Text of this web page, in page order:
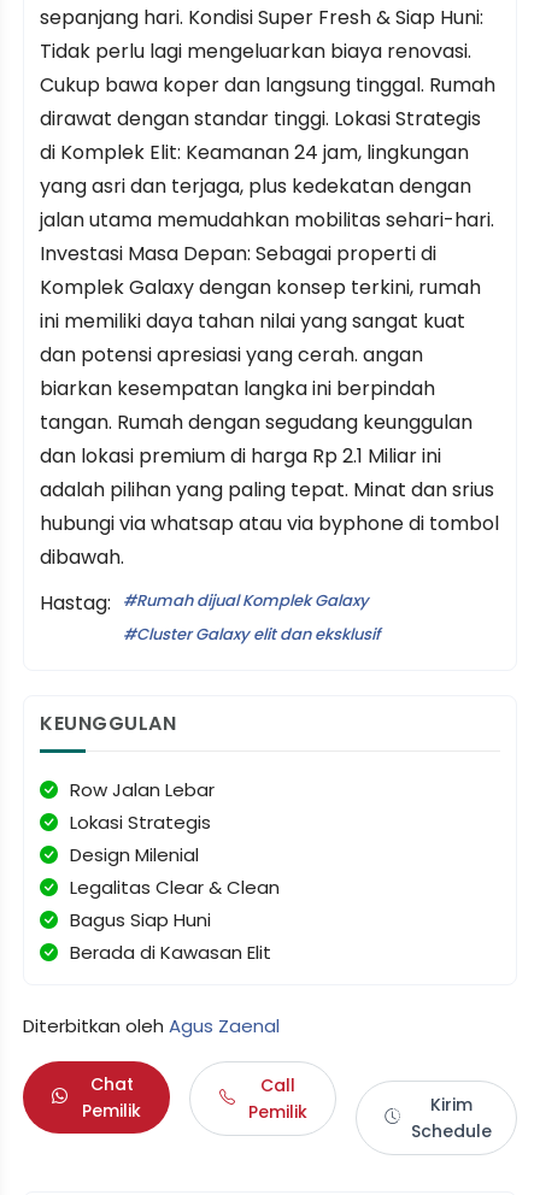
sepanjang hari. Kondisi Super Fresh & Siap Huni:
Tidak perlu lagi mengeluarkan biaya renovasi.
Cukup bawa koper dan langsung tinggal. Rumah
dirawat dengan standar tinggi. Lokasi Strategis
di Komplek Elit: Keamanan 24 jam, lingkungan
yang asri dan terjaga, plus kedekatan dengan
jalan utama memudahkan mobilitas sehari-hari.
Investasi Masa Depan: Sebagai properti di
Komplek Galaxy dengan konsep terkini, rumah
ini memiliki daya tahan nilai yang sangat kuat
dan potensi apresiasi yang cerah. angan
biarkan kesempatan langka ini berpindah
tangan. Rumah dengan segudang keunggulan
dan lokasi premium di harga Rp 2.1 Miliar ini
adalah pilihan yang paling tepat. Minat dan srius
hubungi via whatsap atau via byphone di tombol
dibawah.
Hastag:
Rumah dijual Komplek Galaxy
Cluster Galaxy elit dan eksklusif
KEUNGGULAN
Row Jalan Lebar
Lokasi Strategis
Design Milenial
Legalitas Clear & Clean
Bagus Siap Huni
Berada di Kawasan Elit
Diterbitkan olehAgus Zaenal
Chat
Pemilik
Call
Pemilik
Kirim
Schedule